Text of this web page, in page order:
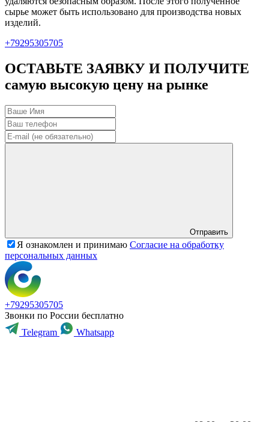
сырье может быть использовано для производства новых
изделий.
+79295305705
ОСТАВЬТЕ ЗАЯВКУ И ПОЛУЧИТЕ
самую высокую цену на рынке
Отправить
Я ознакомлен и принимаю Согласие на обработку
персональных данных
+79295305705
Звонки по России бесплатно
Telegram
Whatsapp